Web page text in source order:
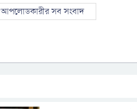
আপলোডকারীর সব সংবাদ